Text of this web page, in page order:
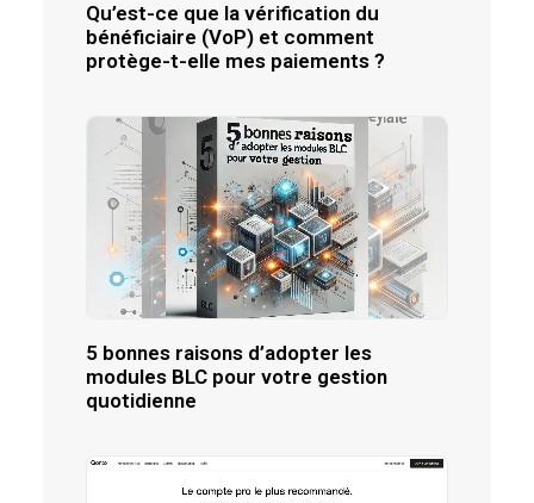
Qu’est-ce que la vérification du
bénéficiaire (VoP) et comment
protège-t-elle mes paiements ?
5 bonnes raisons d’adopter les
modules BLC pour votre gestion
quotidienne